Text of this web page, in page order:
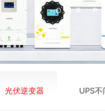
OUR
光伏逆变器 UPS